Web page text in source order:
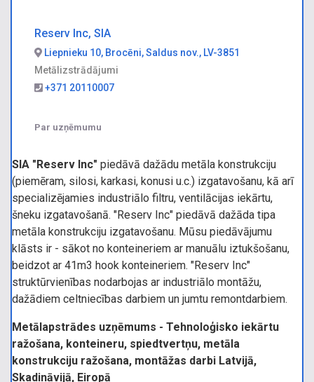
Reserv Inc, SIA
Liepnieku 10, Brocēni, Saldus nov., LV-3851
Metālizstrādājumi
+371 20110007
Par uzņēmumu
SIA "Reserv Inc" piedāvā dažādu metāla konstrukciju
(piemēram, silosi, karkasi, konusi u.c.) izgatavošanu, kā arī
specializējamies industriālo filtru, ventilācijas iekārtu,
šneku izgatavošanā. "Reserv Inc" piedāvā dažāda tipa
metāla konstrukciju izgatavošanu. Mūsu piedāvājumu
klāsts ir - sākot no konteineriem ar manuālu iztukšošanu,
beidzot ar 41m3 hook konteineriem. "Reserv Inc"
struktūrvienības nodarbojas ar industriālo montāžu,
dažādiem celtniecības darbiem un jumtu remontdarbiem.
Metālapstrādes uzņēmums - Tehnoloģisko iekārtu
ražošana, konteineru, spiedtvertņu, metāla
konstrukciju ražošana, montāžas darbi Latvijā,
Skadināvijā, Eiropā